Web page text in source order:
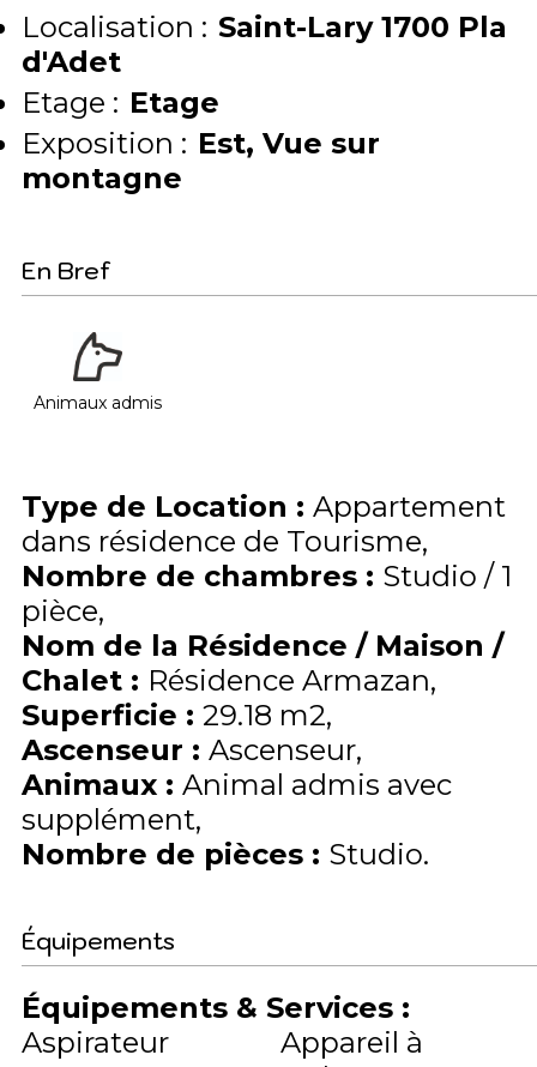
Localisation : Saint-Lary 1700 Pla
d'Adet
Etage : Etage
Exposition : Est Vue sur
montagne
En Bref
Animaux admis
Type de Location : Appartement
dans résidence de Tourisme
Nombre de chambres : Studio / 1
pièce
Nom de la Résidence / Maison /
Chalet : Résidence Armazan
Superficie : 29.18 m2
Ascenseur : Ascenseur
Animaux : Animal admis avec
supplément
Nombre de pièces : Studio
Équipements
Équipements & Services :
Aspirateur
Appareil à